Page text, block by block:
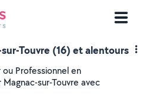
Touvre (16) et alentours
Professionnel en
sur-Touvre avec